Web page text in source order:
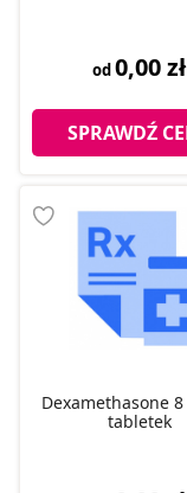
od0,00 zł
SPRAWDŹ
Dexamethasone
tabletek